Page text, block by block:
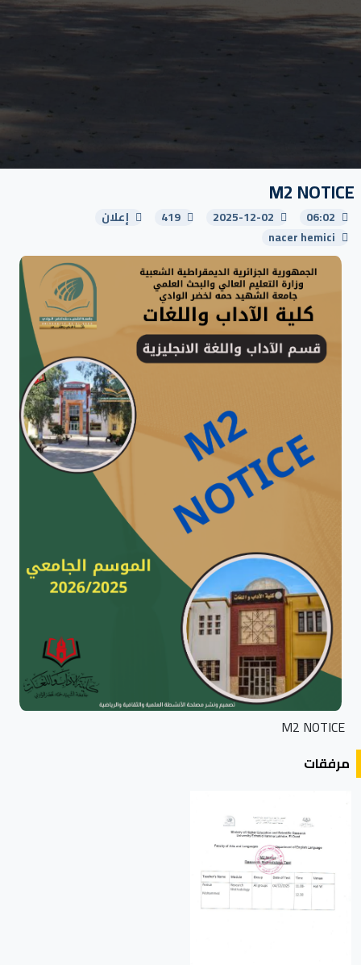
M2 NOTICE
06:02
2025-12-02
419
إعلان
nacer hemici
M2 NOTICE
مرفقات